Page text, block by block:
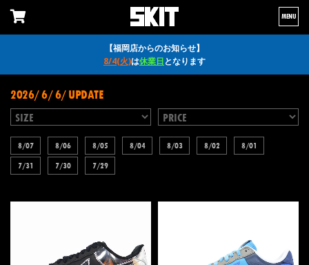
【福岡店からのお知らせ】
8/4(火)は休業日となります
MENU
2026/ 6/ 6/ UPDATE
8/07 8/06 8/05 8/04 8/03 8/02 8/01
7/31 7/30 7/29